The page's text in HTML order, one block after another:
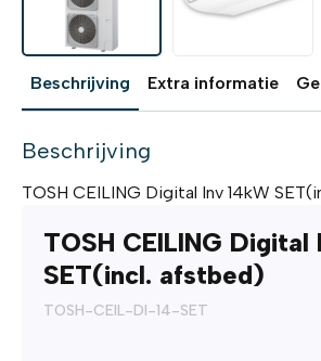
Beschrijving Extra informatie
Beschrijving
TOSH CEILING Digital Inv 14kW
TOSH CEILING Digital
SET(incl. afstbed)
TOSH-CEIL-DI-14-SET